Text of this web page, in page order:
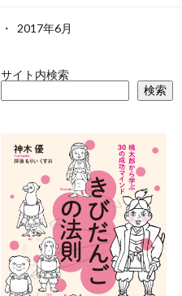
2017年6月
サイト内検索
検索